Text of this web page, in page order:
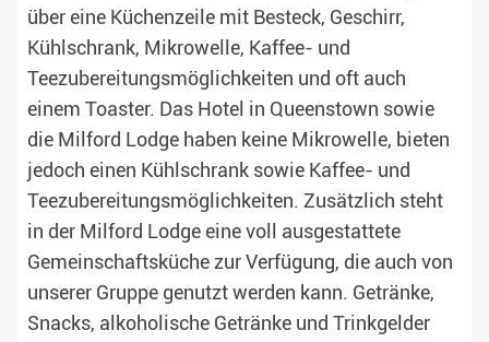
über eine Küchenzeile mit Besteck, Geschirr,
Kühlschrank, Mikrowelle, Kaffee- und
Teezubereitungsmöglichkeiten und oft auch
einem Toaster. Das Hotel in Queenstown sowie
die Milford Lodge haben keine Mikrowelle, bieten
jedoch einen Kühlschrank sowie Kaffee- und
Teezubereitungsmöglichkeiten. Zusätzlich steht
in der Milford Lodge eine voll ausgestattete
Gemeinschaftsküche zur Verfügung, die auch von
unserer Gruppe genutzt werden kann. Getränke,
Snacks, alkoholische Getränke und Trinkgelder